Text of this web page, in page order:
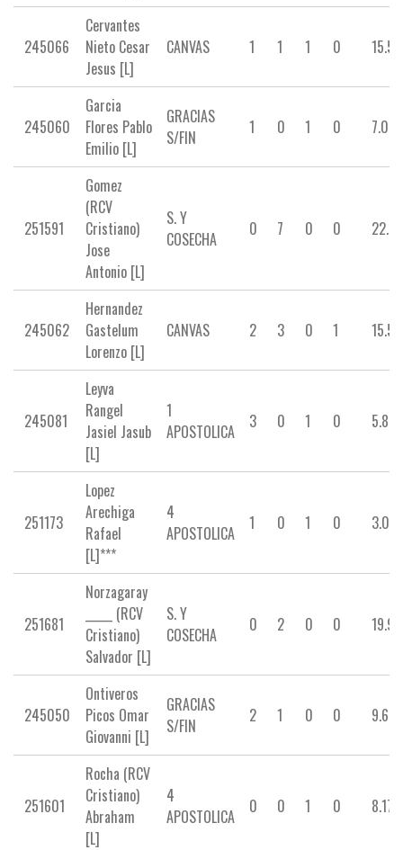
245066
Cervantes
Nieto Cesar
Jesus [L]
CANVAS 1 1 1 0 15.50
245060
Garcia
Flores Pablo
Emilio [L]
GRACIAS
S/FIN
1 0 1 0 7.00
251591
Gomez
(RCV
Cristiano)
Jose
Antonio [L]
S. Y
COSECHA
0 7 0 0 22.80
245062
Hernandez
Gastelum
Lorenzo [L]
CANVAS 2 3 0 1 15.50
245081
Leyva
Rangel
Jasiel Jasub
[L]
1
APOSTOLICA
3 0 1 0 5.83
251173
Lopez
Arechiga
Rafael
[L]***
4
APOSTOLICA
1 0 1 0 3.00
251681
Norzagaray
_____ (RCV
Cristiano)
Salvador [L]
S. Y
COSECHA
0 2 0 0 19.92
245050
Ontiveros
Picos Omar
Giovanni [L]
GRACIAS
S/FIN
2 1 0 0 9.69
251601
Rocha (RCV
Cristiano)
Abraham
[L]
4
APOSTOLICA
0 0 1 0 8.17